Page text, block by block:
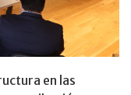
en las